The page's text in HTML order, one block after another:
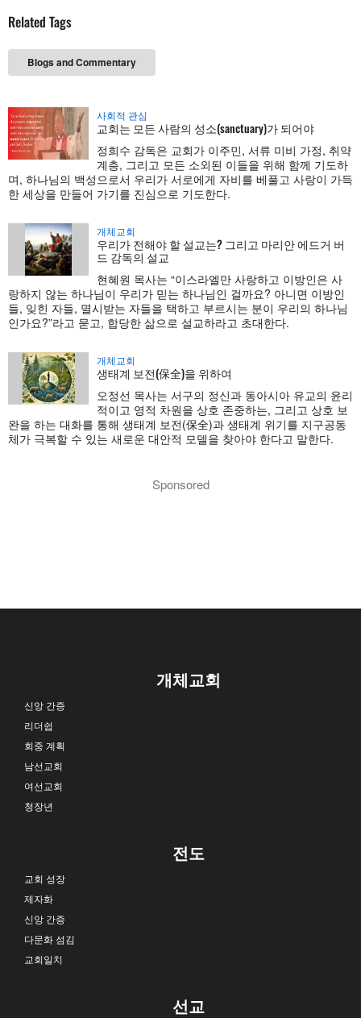
Related Tags
Blogs and Commentary
사회적 관심
교회는 모든 사람의 성소(sanctuary)가 되어야
정희수 감독은 교회가 이주민, 서류 미비 가정, 취약
계층, 그리고 모든 소외된 이들을 위해 함께 기도하
며, 하나님의 백성으로서 우리가 서로에게 자비를 베풀고 사랑이 가득
한 세상을 만들어 가기를 진심으로 기도한다.
개체교회
우리가 전해야 할 설교는? 그리고 마리안 에드거 버
드 감독의 설교
현혜원 목사는 “이스라엘만 사랑하고 이방인은 사
랑하지 않는 하나님이 우리가 믿는 하나님인 걸까요? 아니면 이방인
들, 잊힌 자들, 멸시받는 자들을 택하고 부르시는 분이 우리의 하나님
인가요?”라고 묻고, 합당한 삶으로 설교하라고 초대한다.
개체교회
생태계 보전(保全)을 위하여
오정선 목사는 서구의 정신과 동아시아 유교의 윤리
적이고 영적 차원을 상호 존중하는, 그리고 상호 보
완을 하는 대화를 통해 생태계 보전(保全)과 생태계 위기를 지구공동
체가 극복할 수 있는 새로운 대안적 모델을 찾아야 한다고 말한다.
Sponsored
개체교회
신앙 간증
리더쉽
회중 계획
남선교회
여선교회
청장년
전도
교회 성장
제자화
신앙 간증
다문화 섬김
교회일치
선교